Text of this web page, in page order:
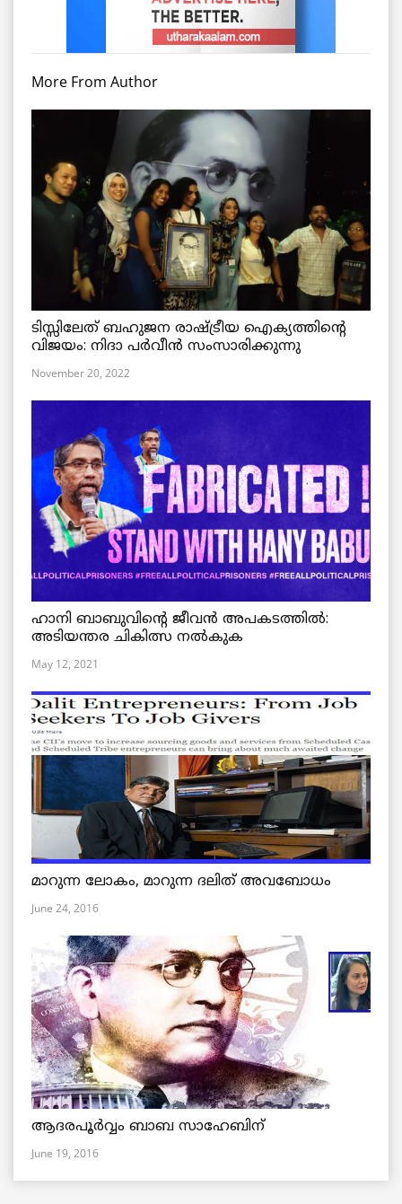
More From Author
ടിസ്സിലേത് ബഹുജന രാഷ്ട്രീയ ഐക്യത്തിന്റെ
വിജയം: നിദാ പർവീൻ സംസാരിക്കുന്നു
November 20, 2022
ഹാനി ബാബുവിന്റെ ജീവൻ അപകടത്തിൽ:
അടിയന്തര ചികിത്സ നൽകുക
May 12, 2021
മാറുന്ന ലോകം, മാറുന്ന ദലിത് അവബോധം
June 24, 2016
ആദരപൂര്‍വ്വം ബാബ സാഹേബിന്
June 19, 2016